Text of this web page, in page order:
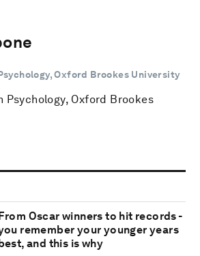
Oxford Brookes University
Psychology, Oxford Brookes
From Oscar winners to hit records -
remember your younger years
best, and this is why